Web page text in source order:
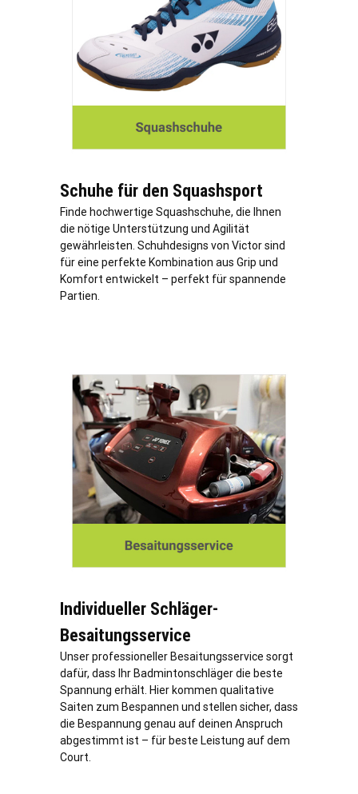
Schuhe für den Squashsport
Finde hochwertige Squashschuhe, die Ihnen
die nötige Unterstützung und Agilität
gewährleisten. Schuhdesigns von Victor sind
für eine perfekte Kombination aus Grip und
Komfort entwickelt – perfekt für spannende
Partien.
Individueller Schläger-
Besaitungsservice
Unser professioneller Besaitungsservice sorgt
dafür, dass Ihr Badmintonschläger die beste
Spannung erhält. Hier kommen qualitative
Saiten zum Bespannen und stellen sicher, dass
die Bespannung genau auf deinen Anspruch
abgestimmt ist – für beste Leistung auf dem
Court.